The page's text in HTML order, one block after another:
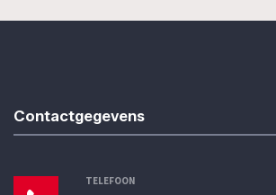
Contactgegevens
TELEFOON